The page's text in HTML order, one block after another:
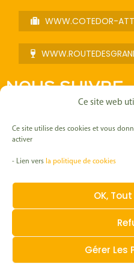
Ce site web
Ce site utilise des cookies et vous
activer
- Lien vers la politique de cookies
OK,
Gérer Les
WWW.COTEDOR-
NOUS SUIVRE
a
o
k
n
g
a
i
d
n
o
b